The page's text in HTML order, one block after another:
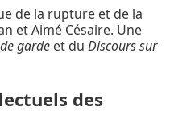
de la rupture et de la
et Aimé Césaire. Une
garde et du Discours sur
des